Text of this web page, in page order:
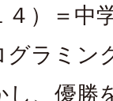
）＝中
グラミン
、優勝